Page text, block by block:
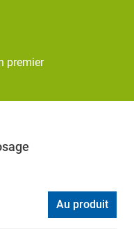
premier
Au produit